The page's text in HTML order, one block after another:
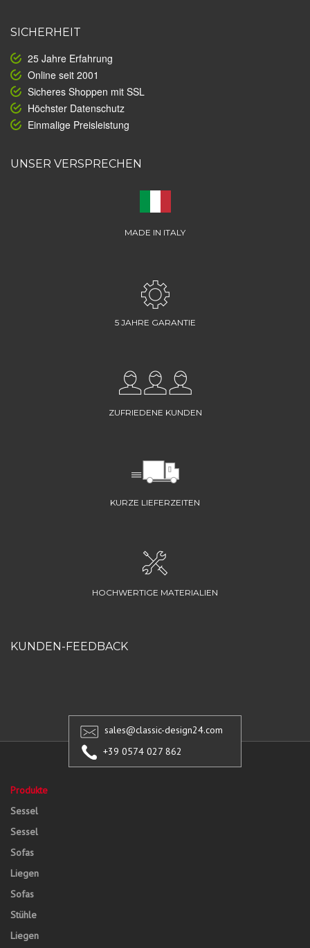
SICHERHEIT
25 Jahre Erfahrung
Online seit 2001
Sicheres Shoppen mit SSL
Höchster Datenschutz
Einmalige Preisleistung
UNSER VERSPRECHEN
MADE IN ITALY
5 JAHRE GARANTIE
ZUFRIEDENE KUNDEN
KURZE LIEFERZEITEN
HOCHWERTIGE MATERIALIEN
KUNDEN-FEEDBACK
sales@classic-design24.com
+39 0574 027 862
Produkte
Sessel
Sessel
Sofas
Liegen
Sofas
Stühle
Liegen